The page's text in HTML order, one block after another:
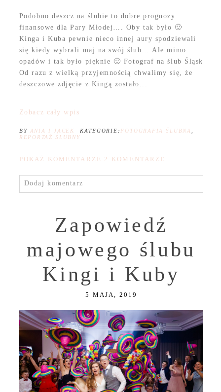
Podobno deszcz na ślubie to dobre prognozy
finansowe dla Pary Młodej…. Oby tak było 🙂
Kinga i Kuba pewnie nieco innej aury spodziewali
się kiedy wybrali maj na swój ślub… Ale mimo
opadów i tak było pięknie 🙂 Fotograf na ślub Śląsk
Od razu z wielką przyjemnością chwalimy się, że
deszczowe zdjęcie z Kingą zostało...
Zobacz cały wpis
BY ANIA I JACEK KATEGORIE: FOTOGRAFIA ŚLUBNA
REPORTAŻ ŚLUBNY
POKAŻ KOMENTARZE 2 KOMENTARZE
Dodaj komentarz
Zapowiedź
majowego ślubu
Kingi i Kuby
5 MAJA, 2019